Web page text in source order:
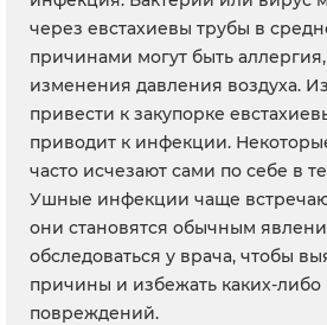
через евстахиевы трубы в
причинами могут быть
изменения давления воздуха.
привести к закупорке
приводит к инфекции.
часто исчезают сами по себе в
Ушные инфекции чаще
они становятся обычным
обследоваться у врача, чтобы
причины и избежать каких-либо
повреждений.